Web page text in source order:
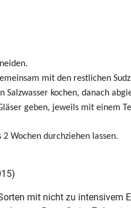
mit den restlichen
kochen, danach
geben, jeweils mit einem
Wochen durchziehen lassen.
mit nicht zu